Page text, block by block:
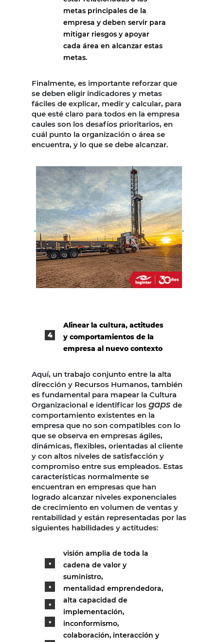
metas principales de la
empresa y deben servir para
mitigar riesgos y apoyar
cada área en alcanzar estas
metas.
Finalmente, es importante reforzar que
se deben eligir indicadores y metas
fáciles de explicar, medir y calcular, para
que esté claro para todos en la empresa
caules son los desafíos prioritarios, en
cuál punto la organización o área se
encuentra, y lo que se debe alcanzar.
Alinear la cultura, actitudes
y comportamientos de la
empresa al nuevo contexto
Aquí, un trabajo conjunto entre la alta
dirección y Recursos Humanos, también
es fundamental para mapear la Cultura
Organizacional e identificar los gaps de
comportamiento existentes en la
empresa que no son compatibles con lo
que se observa en empresas ágiles,
dinámicas, flexibles, orientadas al cliente
y con altos niveles de satisfacción y
compromiso entre sus empleados. Estas
características normalmente se
encuentran en empresas que han
logrado alcanzar niveles exponenciales
de crecimiento en volumen de ventas y
rentabilidad y están representadas por las
siguientes habilidades y actitudes:
visión amplia de toda la
cadena de valor y
suministro,
mentalidad emprendedora,
alta capacidad de
implementación,
inconformismo,
colaboración, interacción y